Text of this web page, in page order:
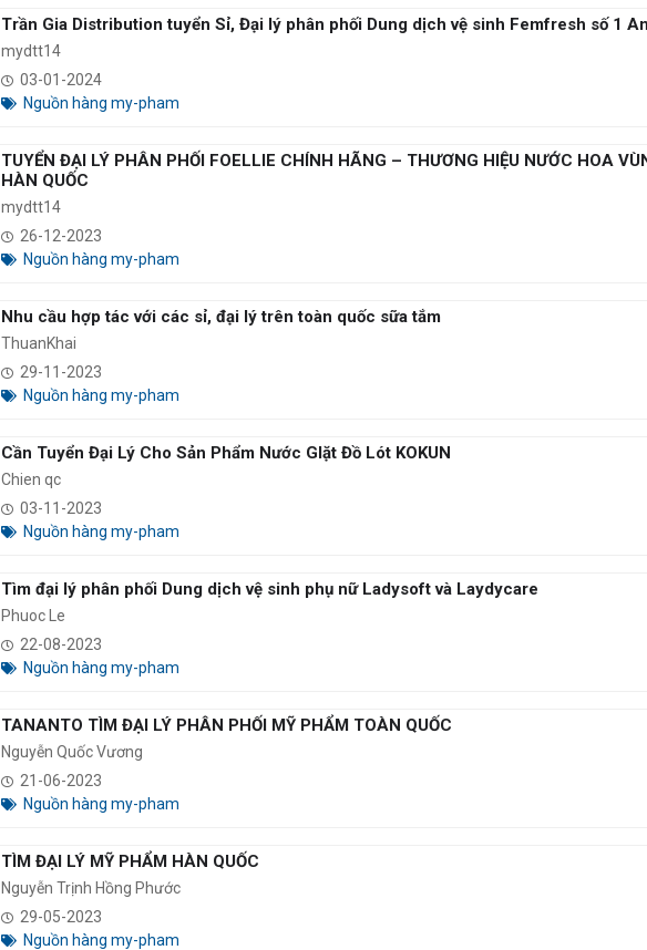
Trần Gia Distribution tuyển Sỉ, Đại lý phân phối Dung dịch vệ sinh Femfresh số 1
mydtt14
03-01-2024
Nguồn hàng my-pham
TUYỂN ĐẠI LÝ PHÂN PHỐI FOELLIE CHÍNH HÃNG – THƯƠNG HIỆU NƯỚC HOA
HÀN QUỐC
mydtt14
26-12-2023
Nguồn hàng my-pham
Nhu cầu hợp tác với các sỉ, đại lý trên toàn quốc sữa tắm
ThuanKhai
29-11-2023
Nguồn hàng my-pham
Cần Tuyển Đại Lý Cho Sản Phẩm Nước GIặt Đồ Lót KOKUN
Chien qc
03-11-2023
Nguồn hàng my-pham
Tìm đại lý phân phối Dung dịch vệ sinh phụ nữ Ladysoft và Laydycare
Phuoc Le
22-08-2023
Nguồn hàng my-pham
TANANTO TÌM ĐẠI LÝ PHÂN PHỐI MỸ PHẨM TOÀN QUỐC
Nguyễn Quốc Vương
21-06-2023
Nguồn hàng my-pham
TÌM ĐẠI LÝ MỸ PHẨM HÀN QUỐC
Nguyễn Trịnh Hồng Phước
29-05-2023
Nguồn hàng my-pham